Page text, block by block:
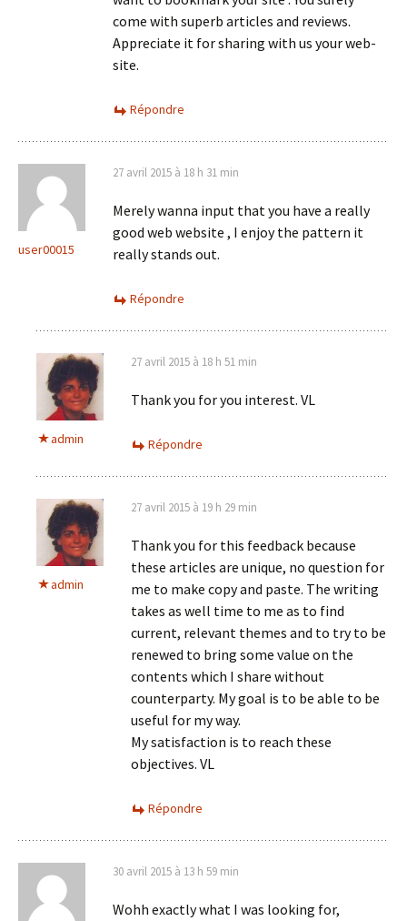
come with superb articles and reviews.
Appreciate it for sharing with us your web-
site.
Répondre
user00015
27 avril 2015 à 18 h 31 min
Merely wanna input that you have a really
good web website , I enjoy the pattern it
really stands out.
Répondre
admin
27 avril 2015 à 18 h 51 min
Thank you for you interest. VL
Répondre
admin
27 avril 2015 à 19 h 29 min
Thank you for this feedback because
these articles are unique, no question for
me to make copy and paste. The writing
takes as well time to me as to find
current, relevant themes and to try to be
renewed to bring some value on the
contents which I share without
counterparty. My goal is to be able to be
useful for my way.
My satisfaction is to reach these
objectives. VL
Répondre
30 avril 2015 à 13 h 59 min
Wohh exactly what I was looking for,